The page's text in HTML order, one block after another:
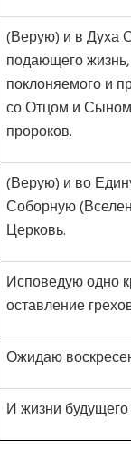
(Верую) и в Духа
подающего
поклоняемого и
со Отцом и
пророков.
(Верую) и во
Соборную
Церковь.
Исповедую одно
оставление
Ожидаю
И жизни будущего